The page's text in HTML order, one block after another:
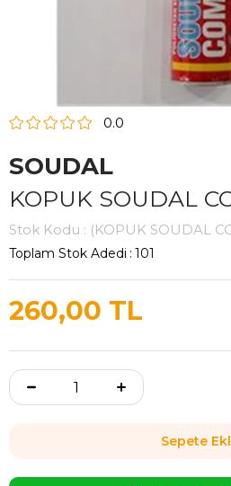
0.0
SOUDAL
KOPUK SOUDAL
Stok Kodu (KOPUK SOUDAL
Toplam Stok Adedi : 101
260,00 TL